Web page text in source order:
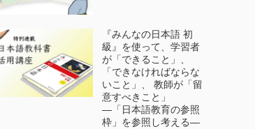
『みんなの日本語 初
級』を使って、学習者
が「できること」、
「できなければならな
いこと」、 教師が「留
意すべきこと」
―「日本語教育の参照
枠」を参照し考える―